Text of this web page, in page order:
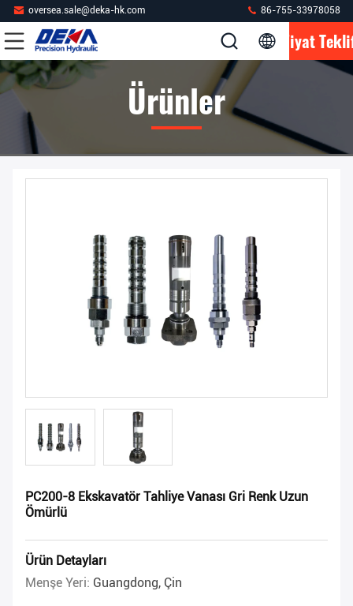
oversea.sale@deka-hk.com 86-755-33978058
Fiyat
Ürünler
PC200-8 Ekskavatör Tahliye Vanası Gri Renk Uzun
Ömürlü
Ürün Detayları
Menşe Yeri: Guangdong, Çin